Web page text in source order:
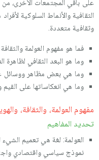
على باقي المجتمعات الأخرى، من
الثقافية والأنماط السلوكية
وثقافية متعددة.
فما هو مفهوم العولمة والثقافة
وما هو البعد الثقافي لظاهرة
وما هي بعض مظاهر ووسائل
وما هي انعكاساتها على القيم
مفهوم العولمة، والثقافة،
تحديد المفاهيم
العولمة: لغة هي تعميم
نموذج سياسي واقتصادي